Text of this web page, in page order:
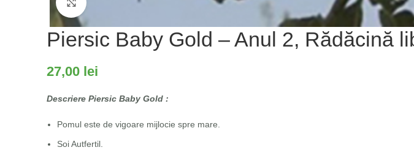
Fă clic pentru a mări
Piersic Baby Gold – Anul 2, Rădăcină
27,00 lei
Descriere Piersic Baby Gold :
Pomul este de vigoare mijlocie spre mare.
Soi Autfertil.